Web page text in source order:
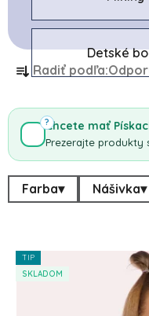
Detské
Radenie
Radiť podľa:
Chcete mať
Prezerajte produkty
?
Farba▾ Nášivka▾
Výpis
TIP
SKLADOM